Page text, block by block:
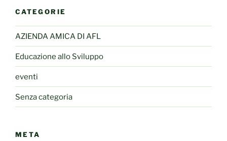
CATEGORIE
AZIENDA AMICA DI AFL
Educazione allo Sviluppo
eventi
Senza categoria
META